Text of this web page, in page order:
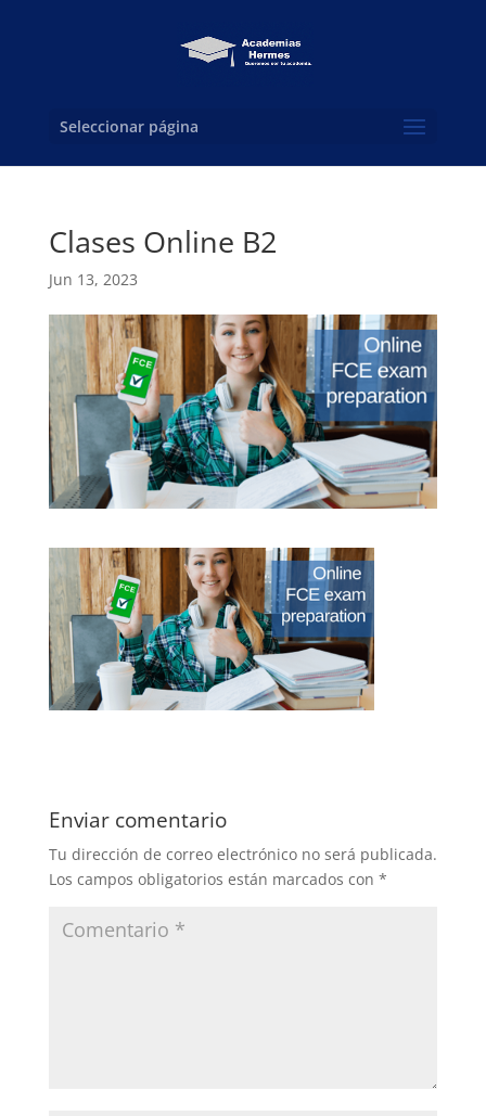
Seleccionar página
Clases Online B2
Jun 13, 2023
Enviar comentario
Tu dirección de correo electrónico no será publicada.
Los campos obligatorios están marcados con *